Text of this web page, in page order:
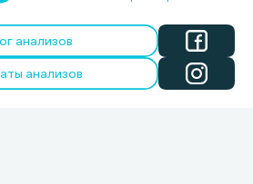
анализов
анализов